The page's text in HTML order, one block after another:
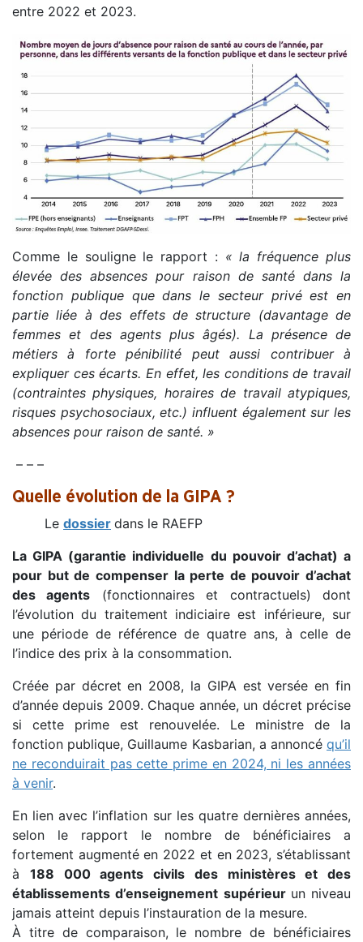
entre 2022 et 2023.
Comme le souligne le rapport : « la fréquence plus
élevée des absences pour raison de santé dans la
fonction publique que dans le secteur privé est en
partie liée à des effets de structure (davantage de
femmes et des agents plus âgés). La présence de
métiers à forte pénibilité peut aussi contribuer à
expliquer ces écarts. En effet, les conditions de travail
(contraintes physiques, horaires de travail atypiques,
risques psychosociaux, etc.) influent également sur les
absences pour raison de santé. »
– – –
Quelle évolution de la GIPA ?
Le dossier dans le RAEFP
La GIPA (garantie individuelle du pouvoir d’achat) a
pour but de compenser la perte de pouvoir d’achat
des agents (fonctionnaires et contractuels) dont
l’évolution du traitement indiciaire est inférieure, sur
une période de référence de quatre ans, à celle de
l’indice des prix à la consommation.
Créée par décret en 2008, la GIPA est versée en fin
d’année depuis 2009. Chaque année, un décret précise
si cette prime est renouvelée. Le ministre de la
fonction publique, Guillaume Kasbarian, a annoncé qu’il
ne reconduirait pas cette prime en 2024, ni les années
à venir.
En lien avec l’inflation sur les quatre dernières années,
selon le rapport le nombre de bénéficiaires a
fortement augmenté en 2022 et en 2023, s’établissant
à 188 000 agents civils des ministères et des
établissements d’enseignement supérieur un niveau
jamais atteint depuis l’instauration de la mesure.
À titre de comparaison, le nombre de bénéficiaires